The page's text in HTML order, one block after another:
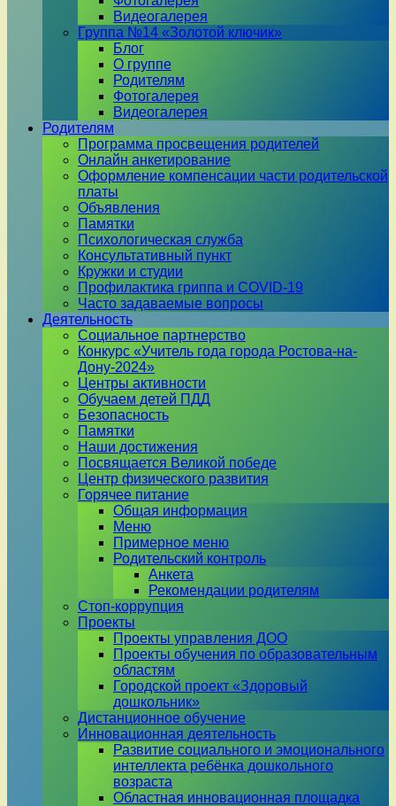
Видеогалерея
Группа №14 «Золотой ключик»
Блог
О группе
Родителям
Фотогалерея
Видеогалерея
Родителям
Программа просвещения родителей
Онлайн анкетирование
Оформление компенсации части родительской
платы
Объявления
Памятки
Психологическая служба
Консультативный пункт
Кружки и студии
Профилактика гриппа и COVID-19
Часто задаваемые вопросы
Деятельность
Социальное партнерство
Конкурс «Учитель года города Ростова-на-
Дону-2024»
Центры активности
Обучаем детей ПДД
Безопасность
Памятки
Наши достижения
Посвящается Великой победе
Центр физического развития
Горячее питание
Общая информация
Меню
Примерное меню
Родительский контроль
Анкета
Рекомендации родителям
Стоп-коррупция
Проекты
Проекты управления ДОО
Проекты обучения по образовательным
областям
Городской проект «Здоровый
дошкольник»
Дистанционное обучение
Инновационная деятельность
Развитие социального и эмоционального
интеллекта ребёнка дошкольного
возраста
Областная инновационная площадка